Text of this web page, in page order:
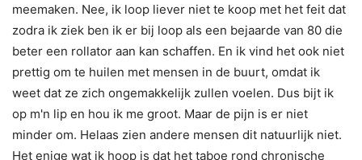
meemaken. Nee, ik loop liever niet te koop met het feit dat
zodra ik ziek ben ik er bij loop als een bejaarde van 80 die
beter een rollator aan kan schaffen. En ik vind het ook niet
prettig om te huilen met mensen in de buurt, omdat ik
weet dat ze zich ongemakkelijk zullen voelen. Dus bijt ik
op m'n lip en hou ik me groot. Maar de pijn is er niet
minder om. Helaas zien andere mensen dit natuurlijk niet.
Het enige wat ik hoop is dat het taboe rond chronische